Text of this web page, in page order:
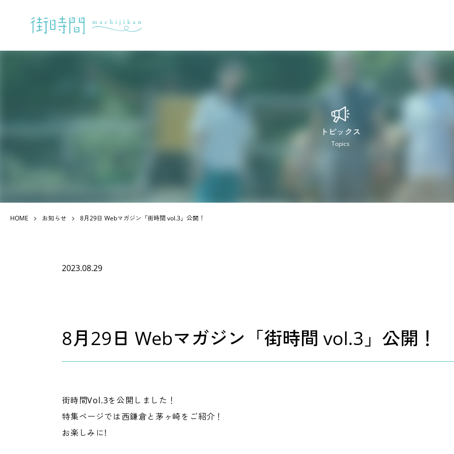
トピックス
Topics
HOME お知らせ 8月29日 Webマガジン「街時間 vol.3」公開！
2023.08.29
8月29日 Webマガジン「街時間 vol.3」公開！
街時間Vol.3を公開しました！
特集ページでは西鎌倉と茅ヶ崎をご紹介！
お楽しみに!